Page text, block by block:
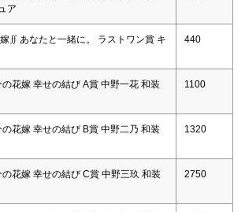
ア
∬ あなたと一緒に。 ラストワン賞 キ
440
花嫁 幸せの結び A賞 中野一花 和装
1100
花嫁 幸せの結び B賞 中野二乃 和装
1320
花嫁 幸せの結び C賞 中野三玖 和装
2750